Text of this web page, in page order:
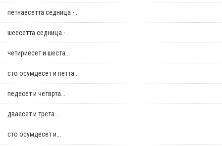
петнаесетта седница -...
шеесетта седница -...
четириесет и шеста...
сто осумдесет и петта...
педесет и четврта...
дваесет и трета...
сто осумдесет и...